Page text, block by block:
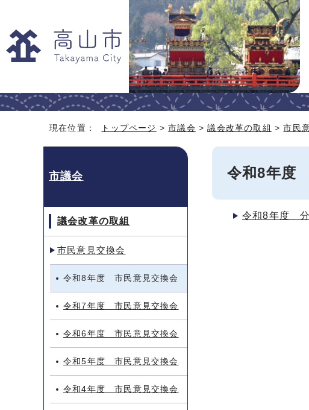
現在位置： トップページ >市議会 >議会改革の取組 >市民
令和8年度
令和8年度 分
市議会
議会改革の取組
市民意見交換会
令和8年度 市民意見交換会
令和7年度 市民意見交換会
令和6年度 市民意見交換会
令和5年度 市民意見交換会
令和4年度 市民意見交換会